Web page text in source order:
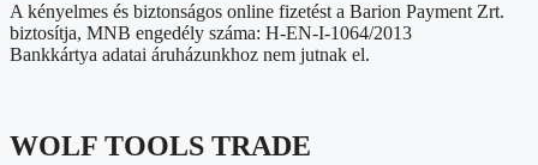
A kényelmes és biztonságos online fizetést a Barion Payment Zrt.
biztosítja, MNB engedély száma: H-EN-I-1064/2013
Bankkártya adatai áruházunkhoz nem jutnak el.
WOLF TOOLS TRADE